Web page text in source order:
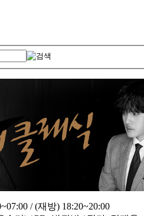
/ (재방) 18:20~20:00